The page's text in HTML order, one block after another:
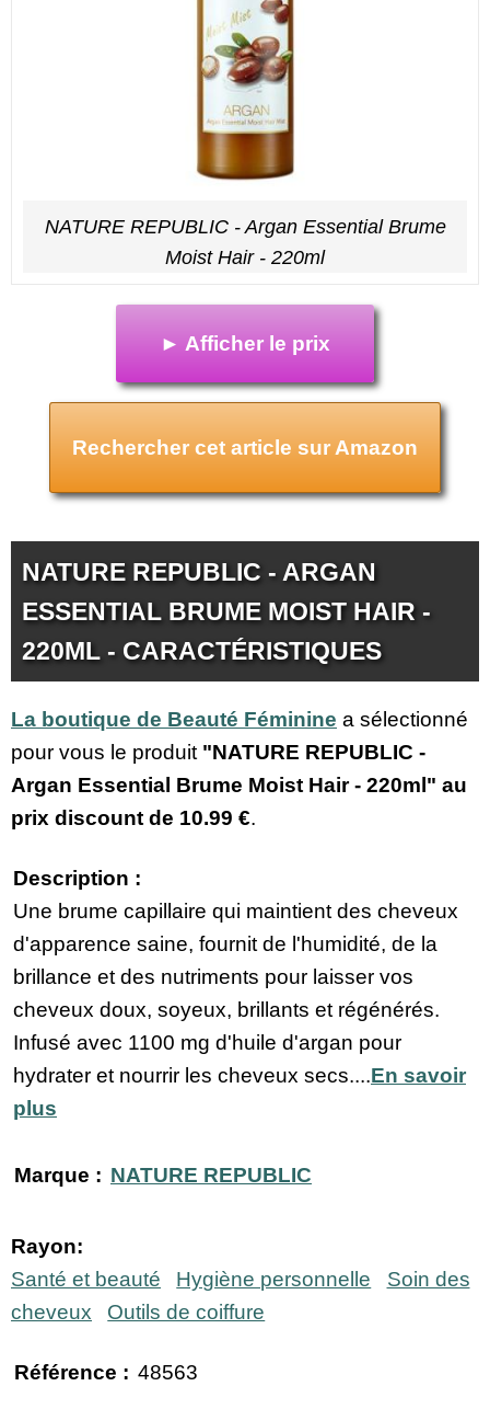
NATURE REPUBLIC - Argan Essential Brume
Moist Hair - 220ml
► Afficher le prix
Rechercher cet article sur Amazon
NATURE REPUBLIC - ARGAN
ESSENTIAL BRUME MOIST HAIR -
220ML - CARACTÉRISTIQUES
La boutique de Beauté Féminine a sélectionné
pour vous le produit "NATURE REPUBLIC -
Argan Essential Brume Moist Hair - 220ml" au
prix discount de 10.99 €.
Description :
Une brume capillaire qui maintient des cheveux
d'apparence saine, fournit de l'humidité, de la
brillance et des nutriments pour laisser vos
cheveux doux, soyeux, brillants et régénérés.
Infusé avec 1100 mg d'huile d'argan pour
hydrater et nourrir les cheveux secs....En savoir
plus
Marque : NATURE REPUBLIC
Rayon:
Santé et beauté
Hygiène personnelle
Soin des
cheveux
Outils de coiffure
Référence : 48563